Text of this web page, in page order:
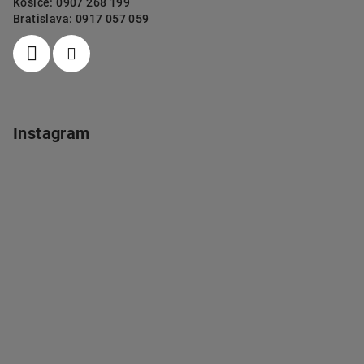
Košice: 0907 268 199
Bratislava: 0917 057 059
Instagram